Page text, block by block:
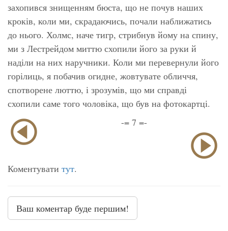
захопився знищенням бюста, що не почув наших
кроків, коли ми, скрадаючись, почали наближатись
до нього. Холмс, наче тигр, стрибнув йому на спину,
ми з Лестрейдом миттю схопили його за руки й
наділи на них наручники. Коли ми перевернули його
горілиць, я побачив огидне, жовтувате обличчя,
спотворене люттю, і зрозумів, що ми справді
схопили саме того чоловіка, що був на фотокартці.
-= 7 =-
Коментувати тут.
Ваш коментар буде першим!